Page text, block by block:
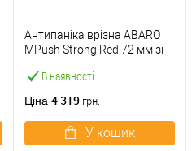
В наявності
Антипаніка врізна ABARO
МPush Strong Red 72 мм зі
Ціна 4 319 грн.
У кошик